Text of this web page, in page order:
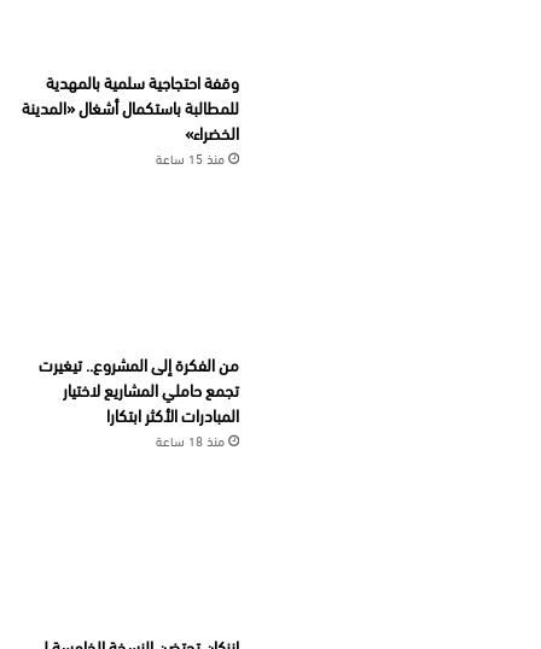
وقفة احتجاجية سلمية بالمهدية
للمطالبة باستكمال أشغال «المدينة
الخضراء»
منذ 15 ساعة
من الفكرة إلى المشروع.. تيغيرت
تجمع حاملي المشاريع لاختيار
المبادرات الأكثر ابتكارا
منذ 18 ساعة